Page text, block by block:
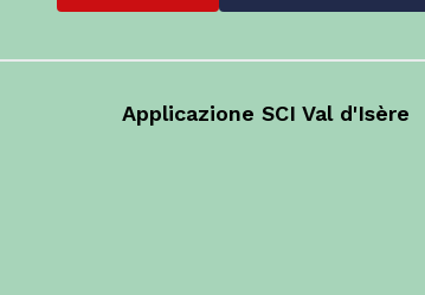
Applicazione SCI Val d'Isère